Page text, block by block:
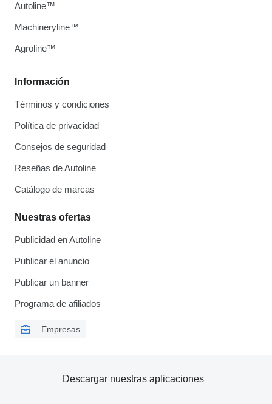
Información
Términos y condiciones
Política de privacidad
Consejos de seguridad
Reseñas de Autoline
Catálogo de marcas
Nuestras ofertas
Publicidad en Autoline
Publicar el anuncio
Publicar un banner
Programa de afiliados
Empresas
Autoline™
Machineryline™
Agroline™
Descargar nuestras aplicaciones